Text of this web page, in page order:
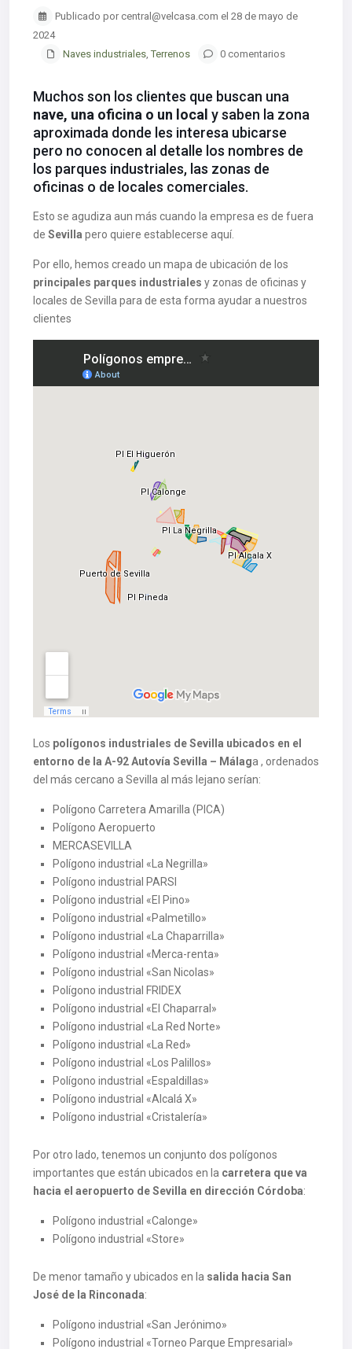
Publicado por central@velcasa.com el 28 de mayo de
2024
Naves industriales,Terrenos 0 comentarios
Muchos son los clientes que buscan una
nave, una oficina o un local y saben la zona
aproximada donde les interesa ubicarse
pero no conocen al detalle los nombres de
los parques industriales, las zonas de
oficinas o de locales comerciales.
Esto se agudiza aun más cuando la empresa es de fuera
de Sevilla pero quiere establecerse aquí.
Por ello, hemos creado un mapa de ubicación de los
principales parques industriales y zonas de oficinas y
locales de Sevilla para de esta forma ayudar a nuestros
clientes
Los polígonos industriales de Sevilla ubicados en el
entorno de la A-92 Autovía Sevilla – Málaga , ordenados
del más cercano a Sevilla al más lejano serían:
Polígono Carretera Amarilla (PICA)
Polígono Aeropuerto
MERCASEVILLA
Polígono industrial «La Negrilla»
Polígono industrial PARSI
Polígono industrial «El Pino»
Polígono industrial «Palmetillo»
Polígono industrial «La Chaparrilla»
Polígono industrial «Merca-renta»
Polígono industrial «San Nicolas»
Polígono industrial FRIDEX
Polígono industrial «El Chaparral»
Polígono industrial «La Red Norte»
Polígono industrial «La Red»
Polígono industrial «Los Palillos»
Polígono industrial «Espaldillas»
Polígono industrial «Alcalá X»
Polígono industrial «Cristalería»
Por otro lado, tenemos un conjunto dos polígonos
importantes que están ubicados en la carretera que va
hacia el aeropuerto de Sevilla en dirección Córdoba:
Polígono industrial «Calonge»
Polígono industrial «Store»
De menor tamaño y ubicados en la salida hacia San
José de la Rinconada:
Polígono industrial «San Jerónimo»
Polígono industrial «Torneo Parque Empresarial»